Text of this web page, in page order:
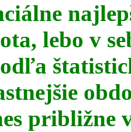
lebo v
približne